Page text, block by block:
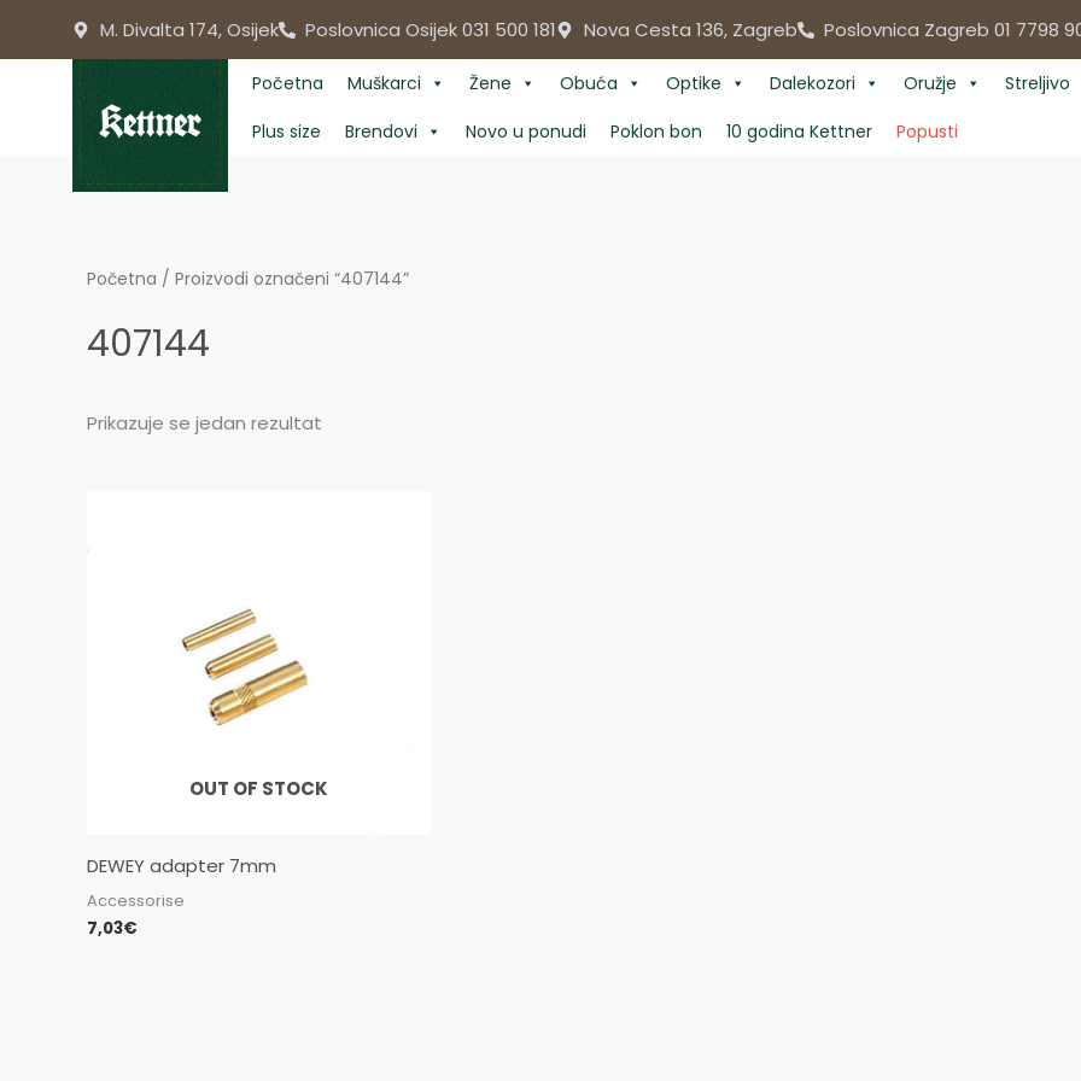
M. Divalta 174, Osijek Poslovnica Osijek 031 500 181 Nova Cesta 136, Zagreb Poslovnica Zagreb 01 7798
Početna Muškarci Žene Obuća Optike Dalekozori Oružje Streljivo
Plus size
Brendovi Novo u ponudi Poklon bon 10 godina Kettner Popusti
Početna / Proizvodi označeni “407144”
407144
Prikazuje se jedan rezultat
OUT OF STOCK
DEWEY adapter 7mm
Accessorise
7,03€